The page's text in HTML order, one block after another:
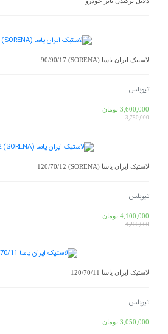
لاستیک ایران یاسا (SORENA) 90/90/17
تیوبلس
3,600,000 تومان
3,750,000
لاستیک ایران یاسا (SORENA) 120/70/12
تیوبلس
4,100,000 تومان
4,200,000
لاستیک ایران یاسا 120/70/11
تیوبلس
3,050,000 تومان